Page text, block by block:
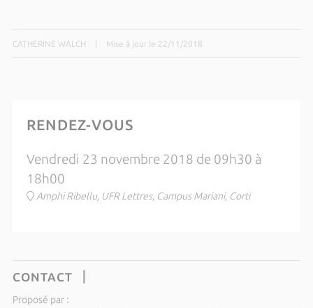
CATHERINE WALCH Mise à jour le 22/11/2018
RENDEZ-VOUS
Vendredi 23 novembre 2018 de 09h30 à
18h00
Amphi Ribellu, UFR Lettres, Campus Mariani, Corti
CONTACT
Proposé par :